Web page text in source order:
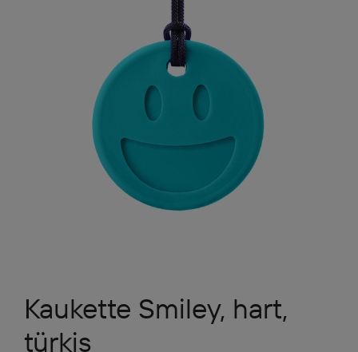
Kaukette Smiley, hart,
türkis